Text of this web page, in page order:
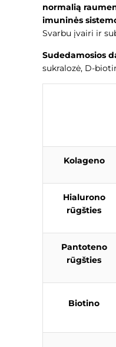
normalią
imuninės
Svarbu įvairi ir
Sudedamosios
sukralozė, D-
Kolageno
Hialurono
rūgšties
Pantoteno
rūgšties
Biotino